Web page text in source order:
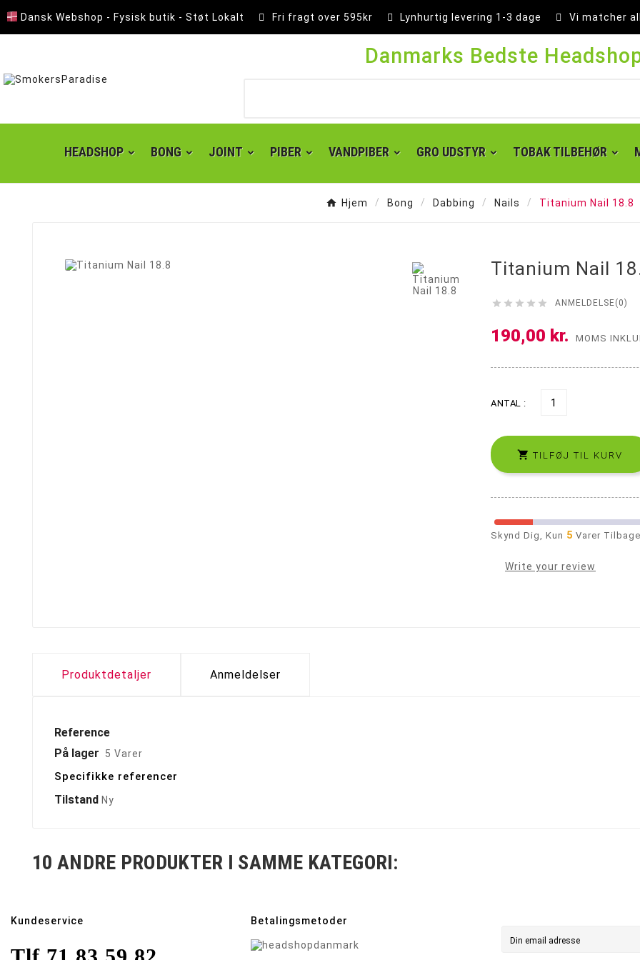
Dansk Webshop - Fysisk butik - Støt Lokalt Fri fragt over 595kr Lynhurtig levering 1-3 dage Vi matcher
Danmarks Bedste
HEADSHOP BONG JOINT PIBER VANDPIBER GRO UDSTYR TOBAK TILBEHØR
Hjem Bong Dabbing Nails Titanium Nail 18.8
Titanium Nail
     ANMELDELSE(0)
190,00 kr. MOMS
ANTAL :
 TILFØJ TIL KURV
Skynd Dig, Kun 5 Varer
Write your review
Produktdetaljer Anmeldelser
Reference
På lager
5 Varer
Specifikke referencer
Tilstand Ny
10 ANDRE PRODUKTER I SAMME KATEGORI:
Kundeservice Betalingsmetoder